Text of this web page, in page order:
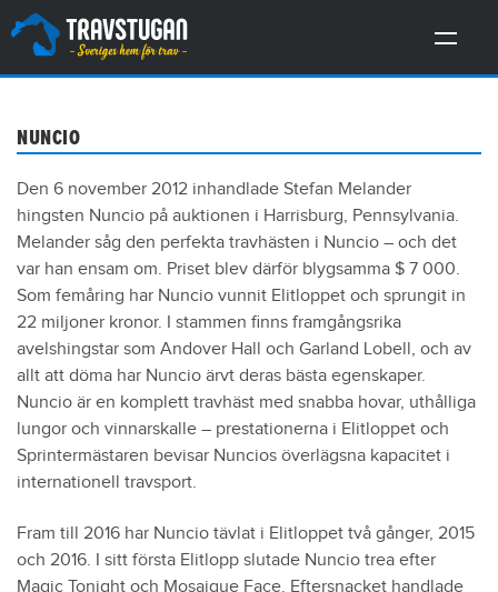
NUNCIO
Den 6 november 2012 inhandlade Stefan Melander
hingsten Nuncio på auktionen i Harrisburg, Pennsylvania.
Melander såg den perfekta travhästen i Nuncio – och det
var han ensam om. Priset blev därför blygsamma $ 7 000.
Som femåring har Nuncio vunnit Elitloppet och sprungit in
22 miljoner kronor. I stammen finns framgångsrika
avelshingstar som Andover Hall och Garland Lobell, och av
allt att döma har Nuncio ärvt deras bästa egenskaper.
Nuncio är en komplett travhäst med snabba hovar, uthålliga
lungor och vinnarskalle – prestationerna i Elitloppet och
Sprintermästaren bevisar Nuncios överlägsna kapacitet i
internationell travsport.
Fram till 2016 har Nuncio tävlat i Elitloppet två gånger, 2015
och 2016. I sitt första Elitlopp slutade Nuncio trea efter
Magic Tonight och Mosaique Face. Eftersnacket handlade